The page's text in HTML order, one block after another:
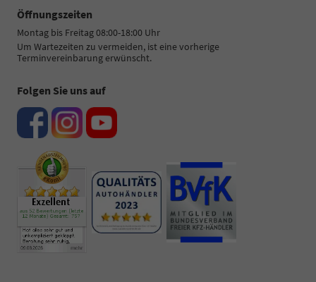
Öffnungszeiten
Montag bis Freitag 08:00-18:00 Uhr
Um Wartezeiten zu vermeiden, ist eine vorherige
Terminvereinbarung erwünscht.
Folgen Sie uns auf